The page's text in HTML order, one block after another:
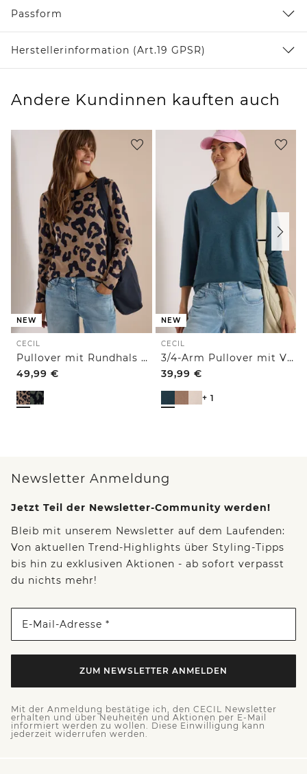
Passform
Herstellerinformation (Art.19 GPSR)
Andere Kundinnen kauften auch
NEW
CECIL
Pullover mit Rundhals und Leo-Muster
49,99 €
NEW
CECIL
3/4-Arm Pullover mit V-Neck und Strukturfront
39,99 €
+ 1
Newsletter Anmeldung
Jetzt Teil der Newsletter-Community werden!
Bleib mit unserem Newsletter auf dem Laufenden:
Von aktuellen Trend-Highlights über Styling-Tipps
bis hin zu exklusiven Aktionen - ab sofort verpasst
du nichts mehr!
E-Mail-Adresse *
ZUM NEWSLETTER ANMELDEN
Mit der Anmeldung bestätige ich, den CECIL Newsletter
erhalten und über Neuheiten und Aktionen per E-Mail
informiert werden zu wollen. Diese Einwilligung kann
jederzeit widerrufen werden.